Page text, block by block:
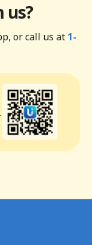
us?
or call us at 1-